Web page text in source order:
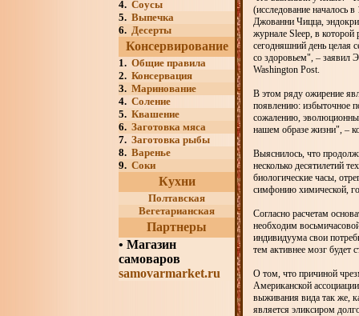
4. Соусы
5. Выпечка
6. Десерты
Консервирование
1. Общие правила
2. Консервация
3. Маринование
4. Соление
5. Квашение
6. Заготовка мяса
7. Заготовка рыбы
8. Варенье
9. Соки
Кухни
Полтавская
Вегетарианская
Партнеры
• Магазин
самоваров
samovarmarket.ru
(исследование началось
Джованни Чицца,
журнале Sleep, в которой
сегодняшний день целая
со здоровьем", – заявил
Washington Post.
В этом ряду ожирение
появлению: избыточное
сожалению,
нашем образе жизни", –
Выяснилось, что
несколько десятилетий
биологические часы,
симфонию химической,
Согласно расчетам
необходим
индивидуума свои
тем активнее мозг будет
О том, что причиной
Американской
выживания вида так же,
является эликсиром